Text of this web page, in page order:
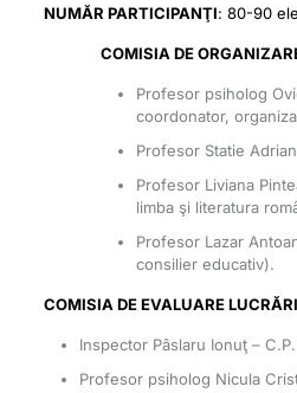
NUMĂR PARTICIPANŢI: 80-90
COMISIA DE
Profesor psiholog
coordonator,
Profesor Statie
Profesor Liviana
limba şi literatura
Profesor Lazar
consilier educativ).
COMISIA DE EVALUARE
Inspector Pâslaru Ionuţ –
Profesor psiholog Nicula